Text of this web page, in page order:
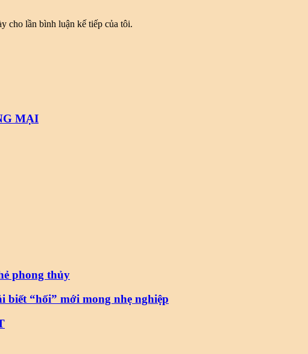
cho lần bình luận kế tiếp của tôi.
MẠI
phong thủy
“hối” mới mong nhẹ nghiệp